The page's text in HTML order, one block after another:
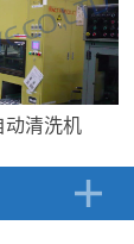
动清洗机